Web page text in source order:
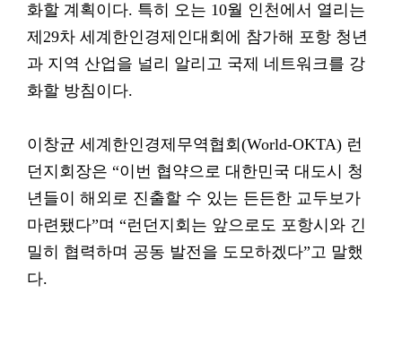
화할 계획이다. 특히 오는 10월 인천에서 열리는
제29차 세계한인경제인대회에 참가해 포항 청년
과 지역 산업을 널리 알리고 국제 네트워크를 강
화할 방침이다.
이창균 세계한인경제무역협회(World-OKTA) 런
던지회장은 “이번 협약으로 대한민국 대도시 청
년들이 해외로 진출할 수 있는 든든한 교두보가
마련됐다”며 “런던지회는 앞으로도 포항시와 긴
밀히 협력하며 공동 발전을 도모하겠다”고 말했
다.